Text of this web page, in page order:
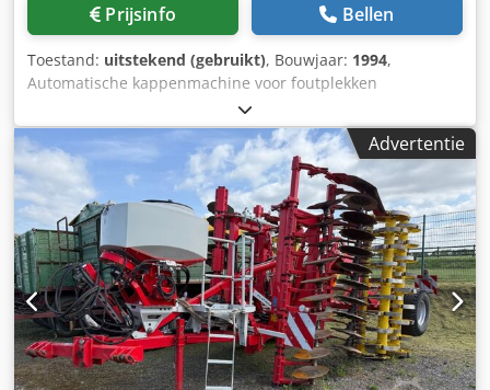
Prijsinfo Bellen
Toestand: uitstekend (gebruikt), Bouwjaar: 1994,
Automatische kappenmachine voor foutplekken
Linksmodel Herkenning van markeringen Onder-tafel
afkortzaag Houtdoorsnedes zie zaagdiagram Max.
houtbreedte: 300 mm Max. houtdikte: 90 mm Dcedpfx
Afekv Untj Sek Zaagvermogen: 7,5 kW Voeding: 6,9 kW
Gebruikt van 1995–2012, ca. 4 uur/dag Optioneel: Ombouw
van PC-besturing naar Siemens S7 met touchscreen
Advertentie